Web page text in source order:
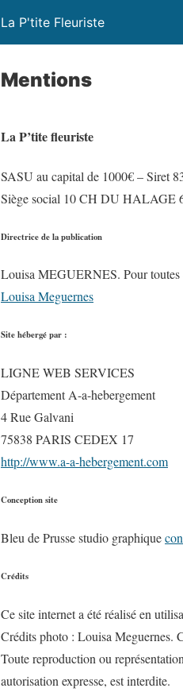
La P'tite Fleuriste
Mentions
La P’tite fleuriste
SASU au capital de 1000€ – Siret
Siège social 10 CH DU HALAGE
Directrice de la publication
Louisa MEGUERNES. Pour toutes
Louisa Meguernes
Site hébergé par :
LIGNE WEB SERVICES
Département A-a-hebergement
4 Rue Galvani
75838 PARIS CEDEX 17
http://www.a-a-hebergement.com
Conception site
Bleu de Prusse studio graphique
Crédits
Ce site internet a été réalisé en
Crédits photo : Louisa Meguernes.
Toute reproduction ou
autorisation expresse, est interdite.